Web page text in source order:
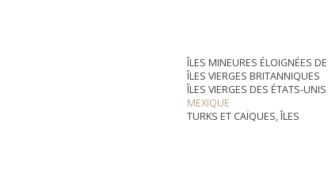
ÎLES MINEURES ÉLOIGNÉES
ÎLES VIERGES BRITANNIQUES
ÎLES VIERGES DES ÉTATS-UNIS
MEXIQUE
TURKS ET CAÏQUES, ÎLES